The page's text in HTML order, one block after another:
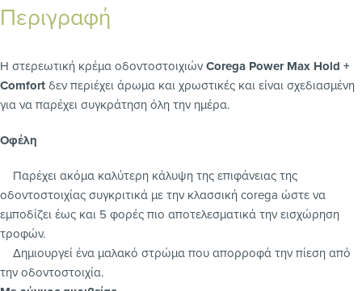
Περιγραφή
Η στερεωτική κρέμα οδοντοστοιχιώνCorega Power Max Hold +
Comfortδεν περιέχει άρωμα και χρωστικές και είναι σχεδιασμένη
για να παρέχει συγκράτηση όλη την ημέρα.
Οφέλη
Παρέχει ακόμα καλύτερη κάλυψη της επιφάνειας της
οδοντοστοιχίας συγκριτικά με την κλασσική corega ώστε να
εμποδίζει έως και 5 φορές πιο αποτελεσματικά την εισχώρηση
τροφών.
Δημιουργεί ένα μαλακό στρώμα που απορροφά την πίεση από
την οδοντοστοιχία.